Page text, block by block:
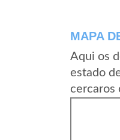
MAPA
Aqui os
estado
cercaros